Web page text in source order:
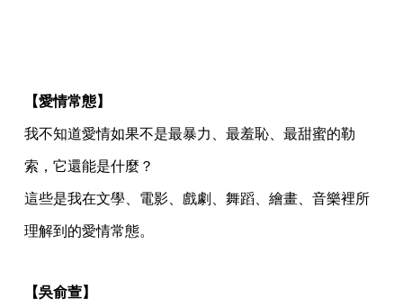
【愛情常態】
我不知道愛情如果不是最暴力、最羞恥、最甜蜜的勒
索，它還能是什麼？
這些是我在文學、電影、戲劇、舞蹈、繪畫、音樂裡所
理解到的愛情常態。
【吳俞萱】